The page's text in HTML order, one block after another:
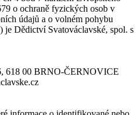
o ochraně fyzických osob v
údajů a o volném pohybu
je Dědictví Svatováclavské, spol. s
618 00 BRNO-ČERNOVICE